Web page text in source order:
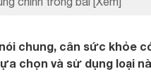
chung, cân sức khỏe
chọn và sử dụng loại